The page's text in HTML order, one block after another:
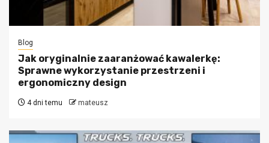
Blog
Jak oryginalnie zaaranżować kawalerkę:
Sprawne wykorzystanie przestrzeni i
ergonomiczny design
4 dni temu mateusz